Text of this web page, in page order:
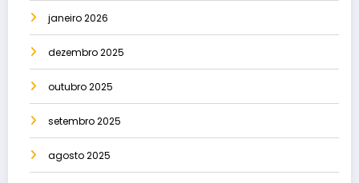
janeiro 2026
dezembro 2025
outubro 2025
setembro 2025
agosto 2025